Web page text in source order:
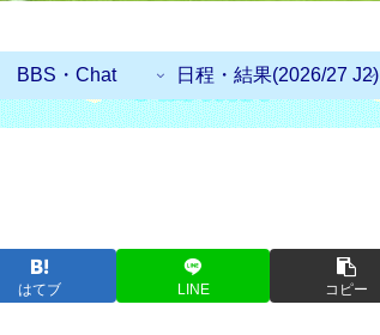
BBS・Chat 日程・結果(2026/27 J2)
はてブ LINE コピー